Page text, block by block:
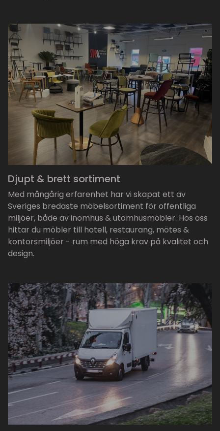
Djupt & brett sortiment
Med mångårig erfarenhet har vi skapat ett av
Sveriges bredaste möbelsortiment för offentliga
miljöer, både av inomhus & utomhusmöbler. Hos oss
hittar du möbler till hotell, restaurang, mötes &
kontorsmiljöer - rum med höga krav på kvalitet och
design.